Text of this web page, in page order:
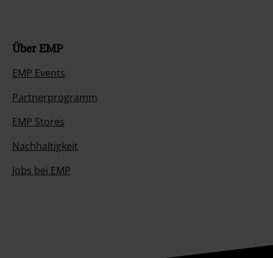
Über EMP
EMP Events
Partnerprogramm
EMP Stores
Nachhaltigkeit
Jobs bei EMP